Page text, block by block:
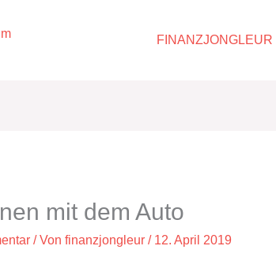
FINANZJONGLEUR
mit dem Auto
/ Von finanzjongleur / 12. April 2019